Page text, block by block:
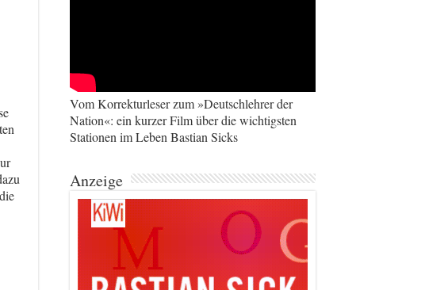
Vom Korrekturleser zum »Deutschlehrer der
Nation«: ein kurzer Film über die wichtigsten
Stationen im Leben Bastian Sicks
Anzeige